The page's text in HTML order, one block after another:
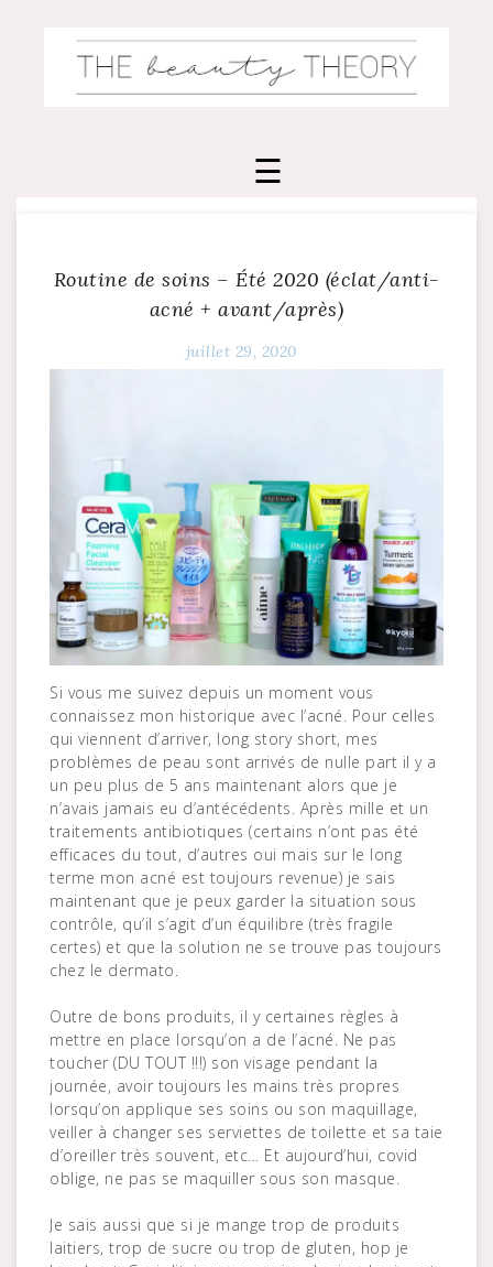
Routine de soins – Été 2020 (éclat/anti-
acné + avant/après)
juillet 29, 2020
Si vous me suivez depuis un moment vous
connaissez mon historique avec l’acné. Pour celles
qui viennent d’arriver, long story short, mes
problèmes de peau sont arrivés de nulle part il y a
un peu plus de 5 ans maintenant alors que je
n’avais jamais eu d’antécédents. Après mille et un
traitements antibiotiques (certains n’ont pas été
efficaces du tout, d’autres oui mais sur le long
terme mon acné est toujours revenue) je sais
maintenant que je peux garder la situation sous
contrôle, qu’il s’agit d’un équilibre (très fragile
certes) et que la solution ne se trouve pas toujours
chez le dermato.
Outre de bons produits, il y certaines règles à
mettre en place lorsqu’on a de l’acné. Ne pas
toucher (DU TOUT !!!) son visage pendant la
journée, avoir toujours les mains très propres
lorsqu’on applique ses soins ou son maquillage,
veiller à changer ses serviettes de toilette et sa taie
d’oreiller très souvent, etc… Et aujourd’hui, covid
oblige, ne pas se maquiller sous son masque.
Je sais aussi que si je mange trop de produits
laitiers, trop de sucre ou trop de gluten, hop je